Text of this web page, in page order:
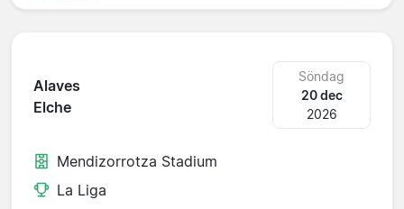
Alaves
Elche
Söndag
20 dec
2026
Mendizorrotza Stadium
La Liga